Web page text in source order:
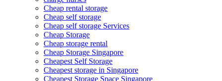
Cheap rental storage
Cheap self storage
Cheap self storage Services
Cheap Storage
Cheap storage rental
Cheap Storage Singapore
Cheapest Self Storage
Cheapest storage in Singapore
Cheapest Storage Space Singapore